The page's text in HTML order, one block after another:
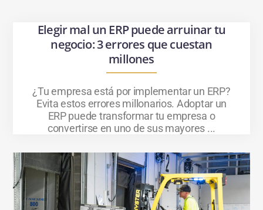
Elegir mal un ERP puede arruinar tu
negocio: 3 errores que cuestan
millones
¿Tu empresa está por implementar un ERP?
Evita estos errores millonarios. Adoptar un
ERP puede transformar tu empresa o
convertirse en uno de sus mayores ...